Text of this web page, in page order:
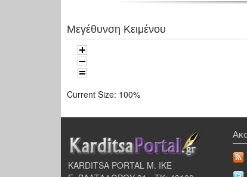
Μεγέθυνση Κειμένου
Current Size: 100%
KARDITSA PORTAL Μ. ΙΚΕ